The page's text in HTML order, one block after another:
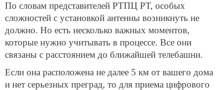
По словам представителей РТПЦ РТ, особых
сложностей с установкой антенны возникнуть не
должно. Но есть несколько важных моментов,
которые нужно учитывать в процессе. Все они
связаны с расстоянием до ближайшей телебашни.
Если она расположена не далее 5 км от вашего дома
и нет серьезных преград, то для приема цифрового